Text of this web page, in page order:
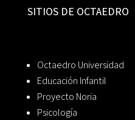
SITIOS DE OCTAEDRO
Octaedro Universidad
Educación Infantil
Proyecto Noria
Psicología